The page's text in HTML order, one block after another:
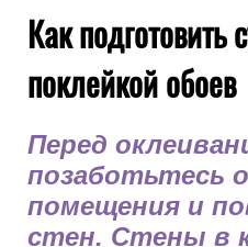
к/с 30101810400000000225
Обращаем Ваше внимание,
упрощенной системе
НДС.
Как подготовить
поклейкой обоев